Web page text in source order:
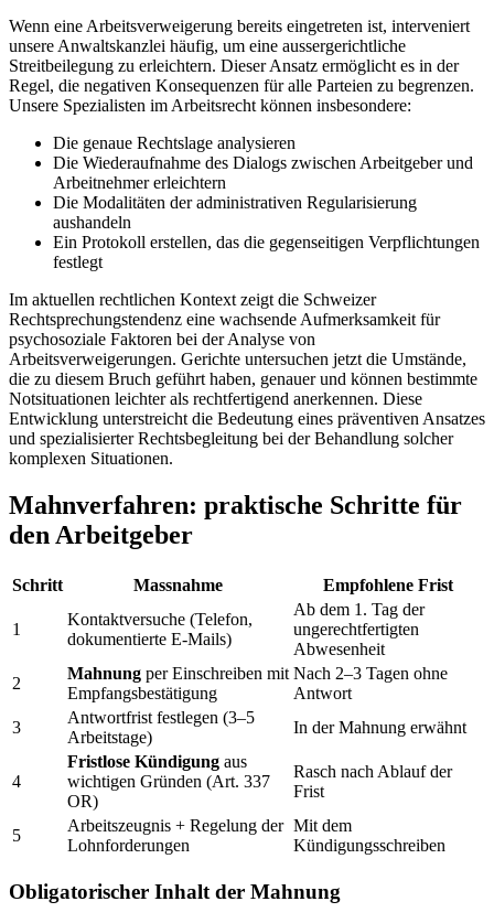
Wenn eine Arbeitsverweigerung bereits eingetreten ist, interveniert
unsere Anwaltskanzlei häufig, um eine aussergerichtliche
Streitbeilegung zu erleichtern. Dieser Ansatz ermöglicht es in der
Regel, die negativen Konsequenzen für alle Parteien zu begrenzen.
Unsere Spezialisten im Arbeitsrecht können insbesondere:
Die genaue Rechtslage analysieren
Die Wiederaufnahme des Dialogs zwischen Arbeitgeber und
Arbeitnehmer erleichtern
Die Modalitäten der administrativen Regularisierung
aushandeln
Ein Protokoll erstellen, das die gegenseitigen Verpflichtungen
festlegt
Im aktuellen rechtlichen Kontext zeigt die Schweizer
Rechtsprechungstendenz eine wachsende Aufmerksamkeit für
psychosoziale Faktoren bei der Analyse von
Arbeitsverweigerungen. Gerichte untersuchen jetzt die Umstände,
die zu diesem Bruch geführt haben, genauer und können bestimmte
Notsituationen leichter als rechtfertigend anerkennen. Diese
Entwicklung unterstreicht die Bedeutung eines präventiven Ansatzes
und spezialisierter Rechtsbegleitung bei der Behandlung solcher
komplexen Situationen.
Mahnverfahren: praktische Schritte für
den Arbeitgeber
Schritt Massnahme Empfohlene Frist
1
Kontaktversuche (Telefon,
dokumentierte E-Mails)
Ab dem 1. Tag der
ungerechtfertigten
Abwesenheit
2
Mahnung per Einschreiben mit
Empfangsbestätigung
Nach 2–3 Tagen ohne
Antwort
3
Antwortfrist festlegen (3–5
Arbeitstage)
In der Mahnung erwähnt
4
Fristlose Kündigung aus
wichtigen Gründen (Art. 337
OR)
Rasch nach Ablauf der
Frist
5
Arbeitszeugnis + Regelung der
Lohnforderungen
Mit dem
Kündigungsschreiben
Obligatorischer Inhalt der Mahnung